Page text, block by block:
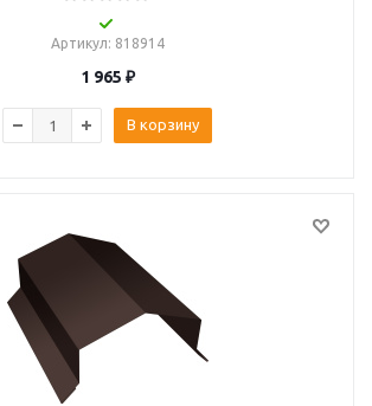
Артикул: 818914
1 965 ₽
В корзину